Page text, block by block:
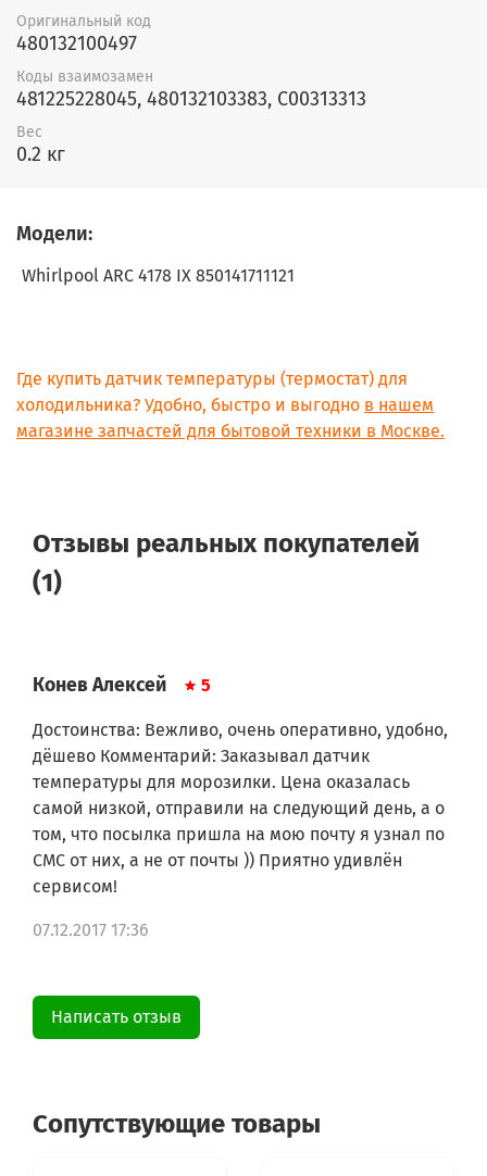
Оригинальный код
480132100497
Коды взаимозамен
481225228045, 480132103383, C00313313
Вес
0.2 кг
Модели:
Whirlpool ARC 4178 IX 850141711121
Где купить датчик температуры (термостат) для
холодильника? Удобно, быстро и выгодно в нашем
магазине запчастей для бытовой техники в Москве.
Отзывы реальных покупателей
(1)
Конев Алексей 5
Достоинства: Вежливо, очень оперативно, удобно,
дёшево Комментарий: Заказывал датчик
температуры для морозилки. Цена оказалась
самой низкой, отправили на следующий день, а о
том, что посылка пришла на мою почту я узнал по
СМС от них, а не от почты )) Приятно удивлён
сервисом!
07.12.2017 17:36
Написать отзыв
Сопутствующие товары